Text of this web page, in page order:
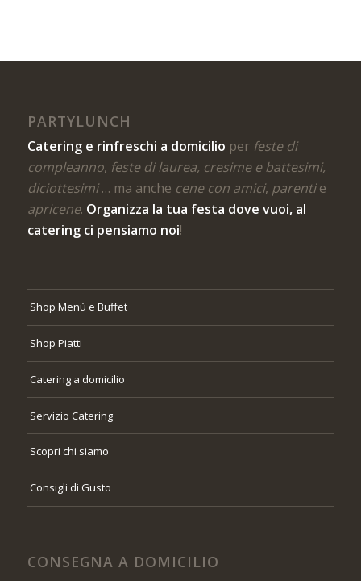
PARTYLUNCH
Catering e rinfreschi a domicilio per feste di
compleanno, feste di laurea, cresime e battesimi,
diciottesimi… ma anche cene con amici, parentie
apricene. Organizza la tua festa dove vuoi, al
catering ci pensiamo noi!
Shop Menù e Buffet
Shop Piatti
Catering a domicilio
Servizio Catering
Scopri chi siamo
Consigli di Gusto
CONSEGNA A DOMICILIO